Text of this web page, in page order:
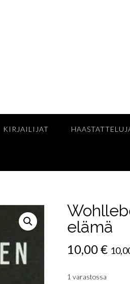
KIRJAILIJAT
elämä
10,00€
1 varastossa